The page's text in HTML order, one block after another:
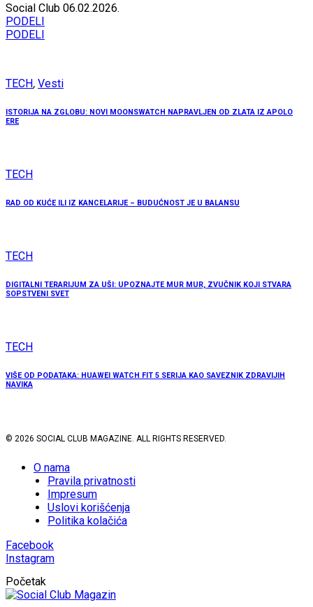
Social Club 06.02.2026.
PODELI
PODELI
TECH, Vesti
ISTORIJA NA ZGLOBU: NOVI MOONSWATCH NAPRAVLJEN OD ZLATA IZ APOLO
ERE
TECH
RAD OD KUĆE ILI IZ KANCELARIJE – BUDUĆNOST JE U BALANSU
TECH
DIGITALNI TERARIJUM ZA UŠI: UPOZNAJTE MUR MUR, ZVUČNIK KOJI STVARA
SOPSTVENI SVET
TECH
VIŠE OD PODATAKA: HUAWEI WATCH FIT 5 SERIJA KAO SAVEZNIK ZDRAVIJIH
NAVIKA
© 2026 SOCIAL CLUB MAGAZINE. ALL RIGHTS RESERVED.
O nama
Pravila privatnosti
Impresum
Uslovi korišćenja
Politika kolačića
Facebook
Instagram
Početak